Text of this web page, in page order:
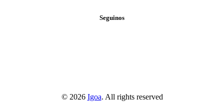
Seguinos
© 2026 Igoa. All rights reserved